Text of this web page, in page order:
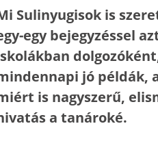
Sulinyugisok is
egy bejegyzéssel
jó példák,
is nagyszerű,
a tanároké.